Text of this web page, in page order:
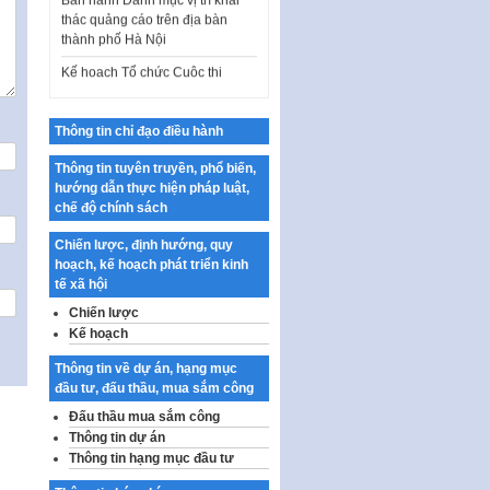
thác quảng cáo trên địa bàn
thành phố Hà Nội
Kế hoạch Tổ chức Cuộc thi
chính luận về bảo vệ nền tảng tư
Công bố công khai dự toán kinh
phí xây dựng pháp luật, hoàn
thiện thể chế, chính…
Quy định về nghiên cứu, ứng
dụng khoa học, công nghệ, đổi
mới sáng tạo và chuyển…
Quy định chi tiết và hướng dẫn
thi hành một số điều của Luật Lý
lịch tư…
Sửa đổi, bổ sung một số nội
dung tại Nghị quyết số 30/NQ-
CP ngày 24 tháng 02…
Ban hành Chương trình hành
động của Chính phủ thực hiện
Nghị quyết số 02-NQ/TW ngày
Thông tin chỉ đạo điều hành
Thông tin tuyên truyền, phổ biến,
hướng dẫn thực hiện pháp luật,
chế độ chính sách
Chiến lược, định hướng, quy
hoạch, kế hoạch phát triển kinh
tế xã hội
Chiến lược
Kế hoạch
Thông tin về dự án, hạng mục
đầu tư, đấu thầu, mua sắm công
Đấu thầu mua sắm công
Thông tin dự án
Thông tin hạng mục đầu tư